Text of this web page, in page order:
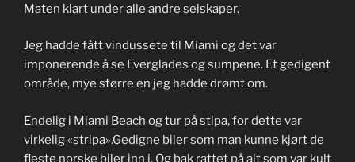
Maten klart under alle andre selskaper.
Jeg hadde fått vindussete til Miami og det var
imponerende å se Everglades og sumpene. Et gedigent
område, mye større en jeg hadde drømt om.
Endelig i Miami Beach og tur på stipa, for dette var
virkelig «stripa».Gedigne biler som man kunne kjørt de
fleste norske biler inn i. Og bak rattet på alt som var kult